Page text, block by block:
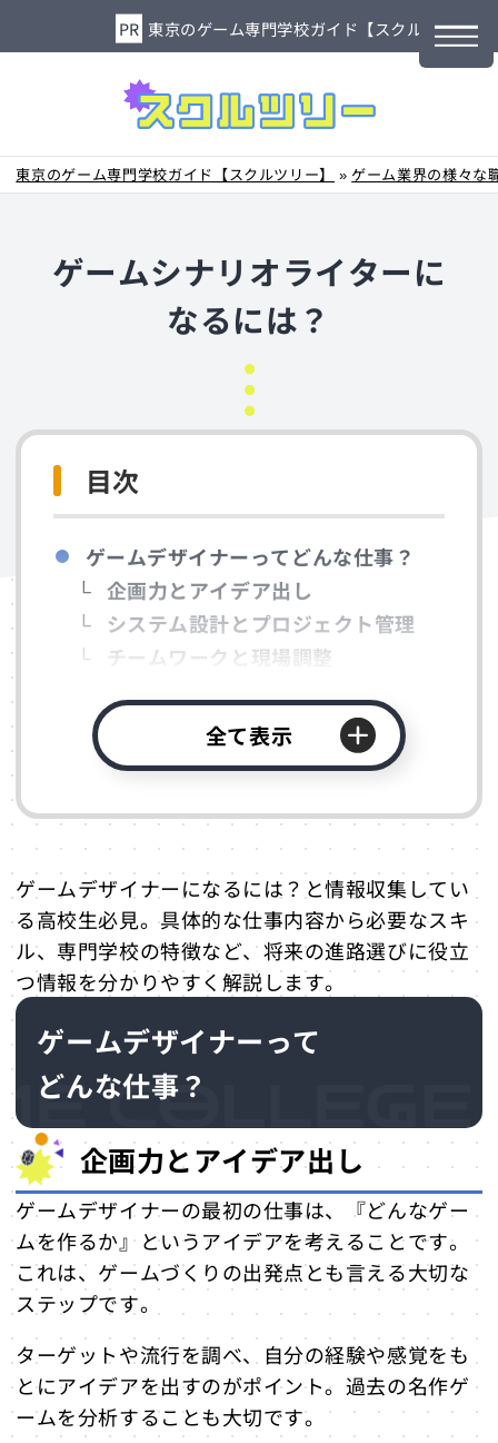
東京のゲーム専門学校ガイド【スクルツリー】
東京のゲーム専門学校ガイド【スクルツリー】 » ゲーム業界の様々な
ゲームシナリオライターに
なるには？
目次
ゲームデザイナーってどんな仕事？
企画力とアイデア出し
システム設計とプロジェクト管理
チームワークと現場調整
い方へ
ゲームデザイナーになるには？学べる
必要なスキルとツール
学べる学習方法
ポートフォリオの作り方
就職までのロードマップ
未経験からの進め方
よくある失敗と対策
ゲームデザイナーになるための学科
があるゲーム専門学校の例
ゲームデザイナーのやりがい
著名なゲームデザイナー
宮本 茂（みやもと しげる）
堀井 雄二（ほりい ゆうじ）
まとめ：ゲームデザイナーに向いてい
る人はどんな人？
全て表示
ゲームデザイナーになるには？と情報収集してい
る高校生必見。具体的な仕事内容から必要なスキ
ル、専門学校の特徴など、将来の進路選びに役立
つ情報を分かりやすく解説します。
ゲームデザイナーって
どんな仕事？
企画力とアイデア出し
ゲームデザイナーの最初の仕事は、『どんなゲー
ムを作るか』というアイデアを考えることです。
これは、ゲームづくりの出発点とも言える大切な
ステップです。
ターゲットや流行を調べ、自分の経験や感覚をも
とにアイデアを出すのがポイント。過去の名作ゲ
ームを分析することも大切です。